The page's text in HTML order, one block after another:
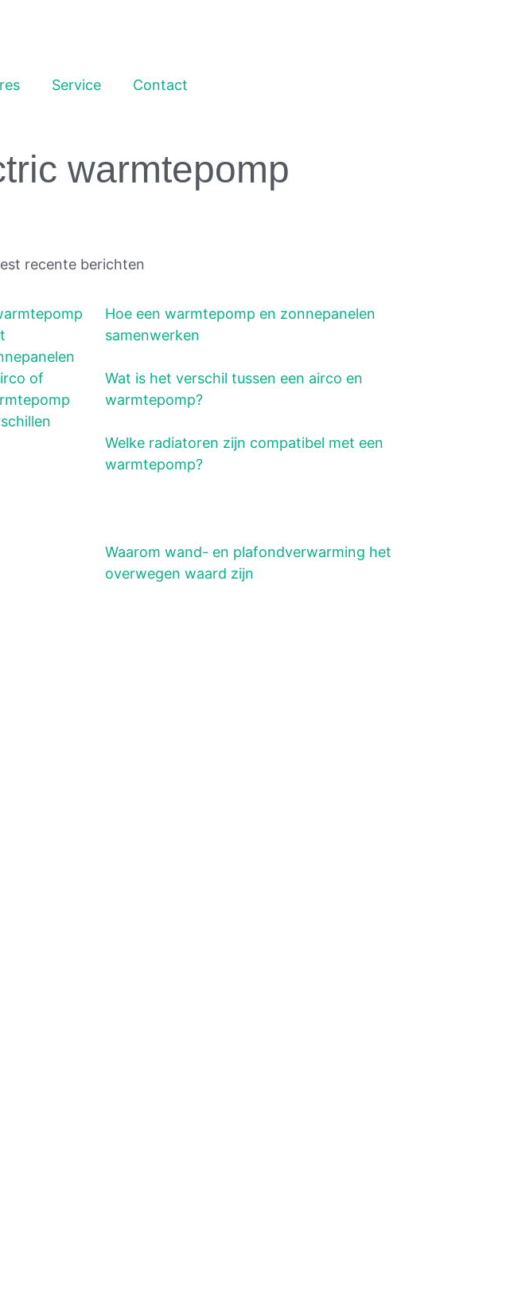
Service Contact
warmtepomp
recente berichten
Hoe een warmtepomp en zonnepanelen
samenwerken
Wat is het verschil tussen een airco en
warmtepomp?
Welke radiatoren zijn compatibel met een
warmtepomp?
Waarom wand- en plafondverwarming het
overwegen waard zijn